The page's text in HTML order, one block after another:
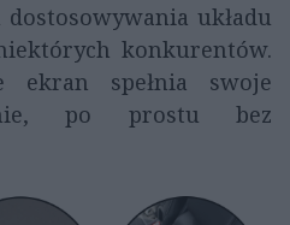
układu
konkurentów.
ekran spełnia swoje
po prostu bez